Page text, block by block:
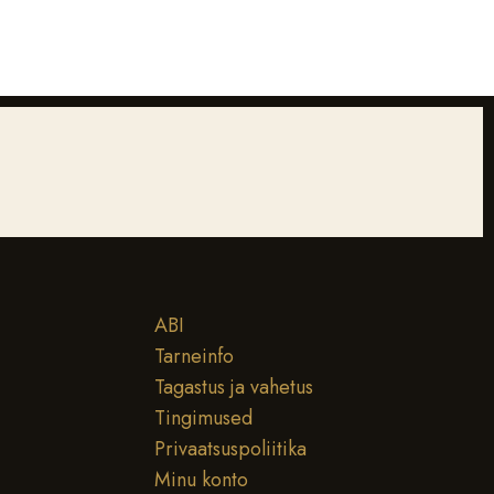
ABI
Tarneinfo
Tagastus ja vahetus
Tingimused
Privaatsuspoliitika
Minu konto